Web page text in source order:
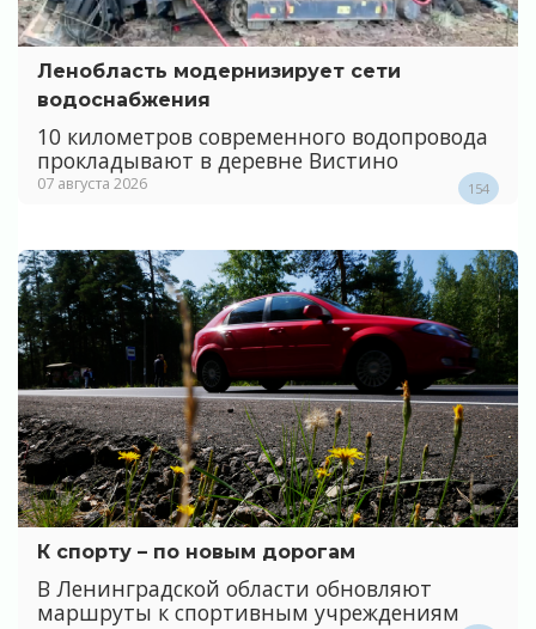
Ленобласть модернизирует сети
водоснабжения
10 километров современного водопровода
прокладывают в деревне Вистино
07 августа 2026 154
К спорту – по новым дорогам
В Ленинградской области обновляют
маршруты к спортивным учреждениям